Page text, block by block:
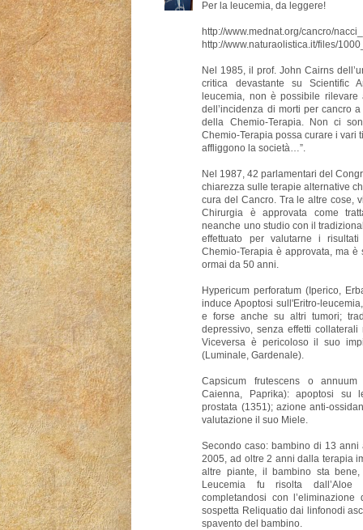
Per la leucemia, da leggere!
http://www.mednat.org/cancro/
http://www.naturaolistica.it/files/
Nel 1985, il prof. John Cairns
critica devastante su Scientific
leucemia, non è possibile rilevare
dell’incidenza di morti per cancro
della Chemio-Terapia. Non ci
Chemio-Terapia possa curare i vari
affliggono la società…”.
Nel 1987, 42 parlamentari del
chiarezza sulle terapie alternative
cura del Cancro. Tra le altre cose,
Chirurgia è approvata come
neanche uno studio con il
effettuato per valutarne i
Chemio-Terapia è approvata, ma
ormai da 50 anni.
Hypericum perforatum (Iperico,
induce Apoptosi sull'Eritro-
e forse anche su altri tumori;
depressivo, senza effetti
Viceversa è pericoloso il suo
(Luminale, Gardenale).
Capsicum frutescens o
Caienna, Paprika): apoptosi su
prostata (1351); azione anti-
valutazione il suo Miele.
Secondo caso: bambino di 13 anni
2005, ad oltre 2 anni dalla terapia
altre piante, il bambino sta
Leucemia fu risolta
completandosi con
sospetta Reliquatio dai linfonodi
spavento del bambino.